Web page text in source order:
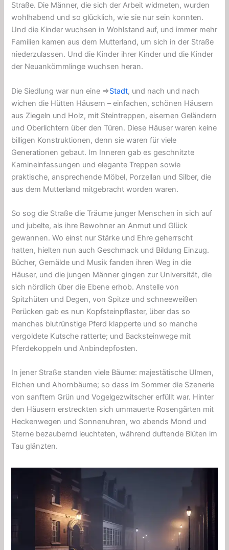
Straße. Die Männer, die sich der Arbeit widmeten, wurden
wohlhabend und so glücklich, wie sie nur sein konnten.
Und die Kinder wuchsen in Wohlstand auf, und immer mehr
Familien kamen aus dem Mutterland, um sich in der Straße
niederzulassen. Und die Kinder ihrer Kinder und die Kinder
der Neuankömmlinge wuchsen heran.
Die Siedlung war nun eine ⇒Stadt, und nach und nach
wichen die Hütten Häusern – einfachen, schönen Häusern
aus Ziegeln und Holz, mit Steintreppen, eisernen Geländern
und Oberlichtern über den Türen. Diese Häuser waren keine
billigen Konstruktionen, denn sie waren für viele
Generationen gebaut. Im Inneren gab es geschnitzte
Kamineinfassungen und elegante Treppen sowie
praktische, ansprechende Möbel, Porzellan und Silber, die
aus dem Mutterland mitgebracht worden waren.
So sog die Straße die Träume junger Menschen in sich auf
und jubelte, als ihre Bewohner an Anmut und Glück
gewannen. Wo einst nur Stärke und Ehre geherrscht
hatten, hielten nun auch Geschmack und Bildung Einzug.
Bücher, Gemälde und Musik fanden ihren Weg in die
Häuser, und die jungen Männer gingen zur Universität, die
sich nördlich über die Ebene erhob. Anstelle von
Spitzhüten und Degen, von Spitze und schneeweißen
Perücken gab es nun Kopfsteinpflaster, über das so
manches blutrünstige Pferd klapperte und so manche
vergoldete Kutsche ratterte; und Backsteinwege mit
Pferdekoppeln und Anbindepfosten.
In jener Straße standen viele Bäume: majestätische Ulmen,
Eichen und Ahornbäume; so dass im Sommer die Szenerie
von sanftem Grün und Vogelgezwitscher erfüllt war. Hinter
den Häusern erstreckten sich ummauerte Rosengärten mit
Heckenwegen und Sonnenuhren, wo abends Mond und
Sterne bezaubernd leuchteten, während duftende Blüten im
Tau glänzten.